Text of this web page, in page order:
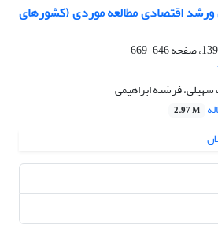
ورشد اقتصادی مطالعه موردی (کشورهای
646-669
فرشته ابراهیمی
2.97 M